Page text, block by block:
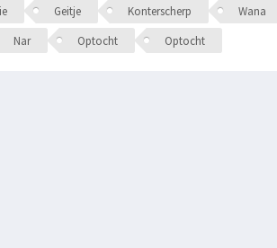
Geitje Konterscherp Wana
Nar Optocht Optocht